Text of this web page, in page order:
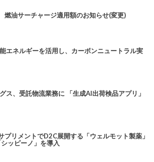
油サーチャージ適用額のお知らせ(変更)
エネルギーを活用し、カーボンニュートラル実
ス、受託物流業務に 「生成AI出荷検品アプリ」
プリメントでD2C展開する「ウェルモット製薬」
ッピーノ」を導入